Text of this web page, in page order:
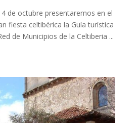
de octubre presentaremos en el
fiesta celtibérica la Guía turística
de Municipios de la Celtiberia ...